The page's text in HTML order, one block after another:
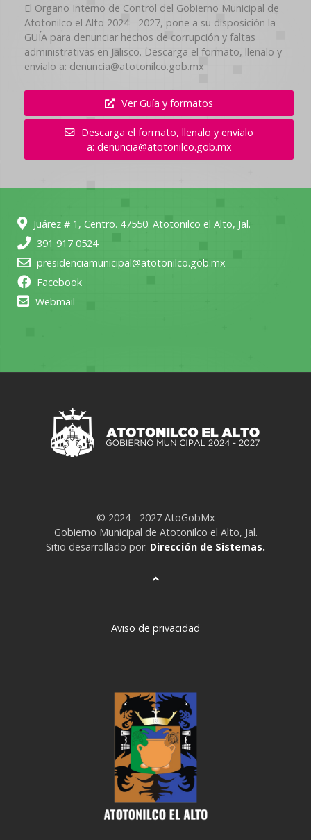
El Organo Interno de Control del Gobierno Municipal de
Atotonilco el Alto 2024 - 2027, pone a su disposición la
GUÍA para denunciar hechos de corrupción y faltas
administrativas en Jalisco. Descarga el formato, llenalo y
envialo a: denuncia@atotonilco.gob.mx
Ver Guía y formatos
Descarga el formato, llenalo y envialo
a: denuncia@atotonilco.gob.mx
Juárez # 1, Centro. 47550. Atotonilco el Alto, Jal.
391 917 0524
presidenciamunicipal@atotonilco.gob.mx
Facebook
Webmail
© 2024 - 2027 AtoGobMx
Gobierno Municipal de Atotonilco el Alto, Jal.
Sitio desarrollado por: Dirección de Sistemas.
Aviso de privacidad